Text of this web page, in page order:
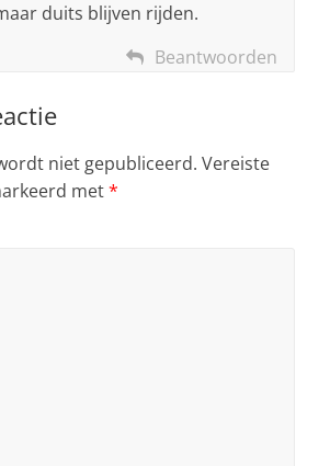
duits blijven rijden.
Beantwoorden
niet gepubliceerd. Vereiste
met*